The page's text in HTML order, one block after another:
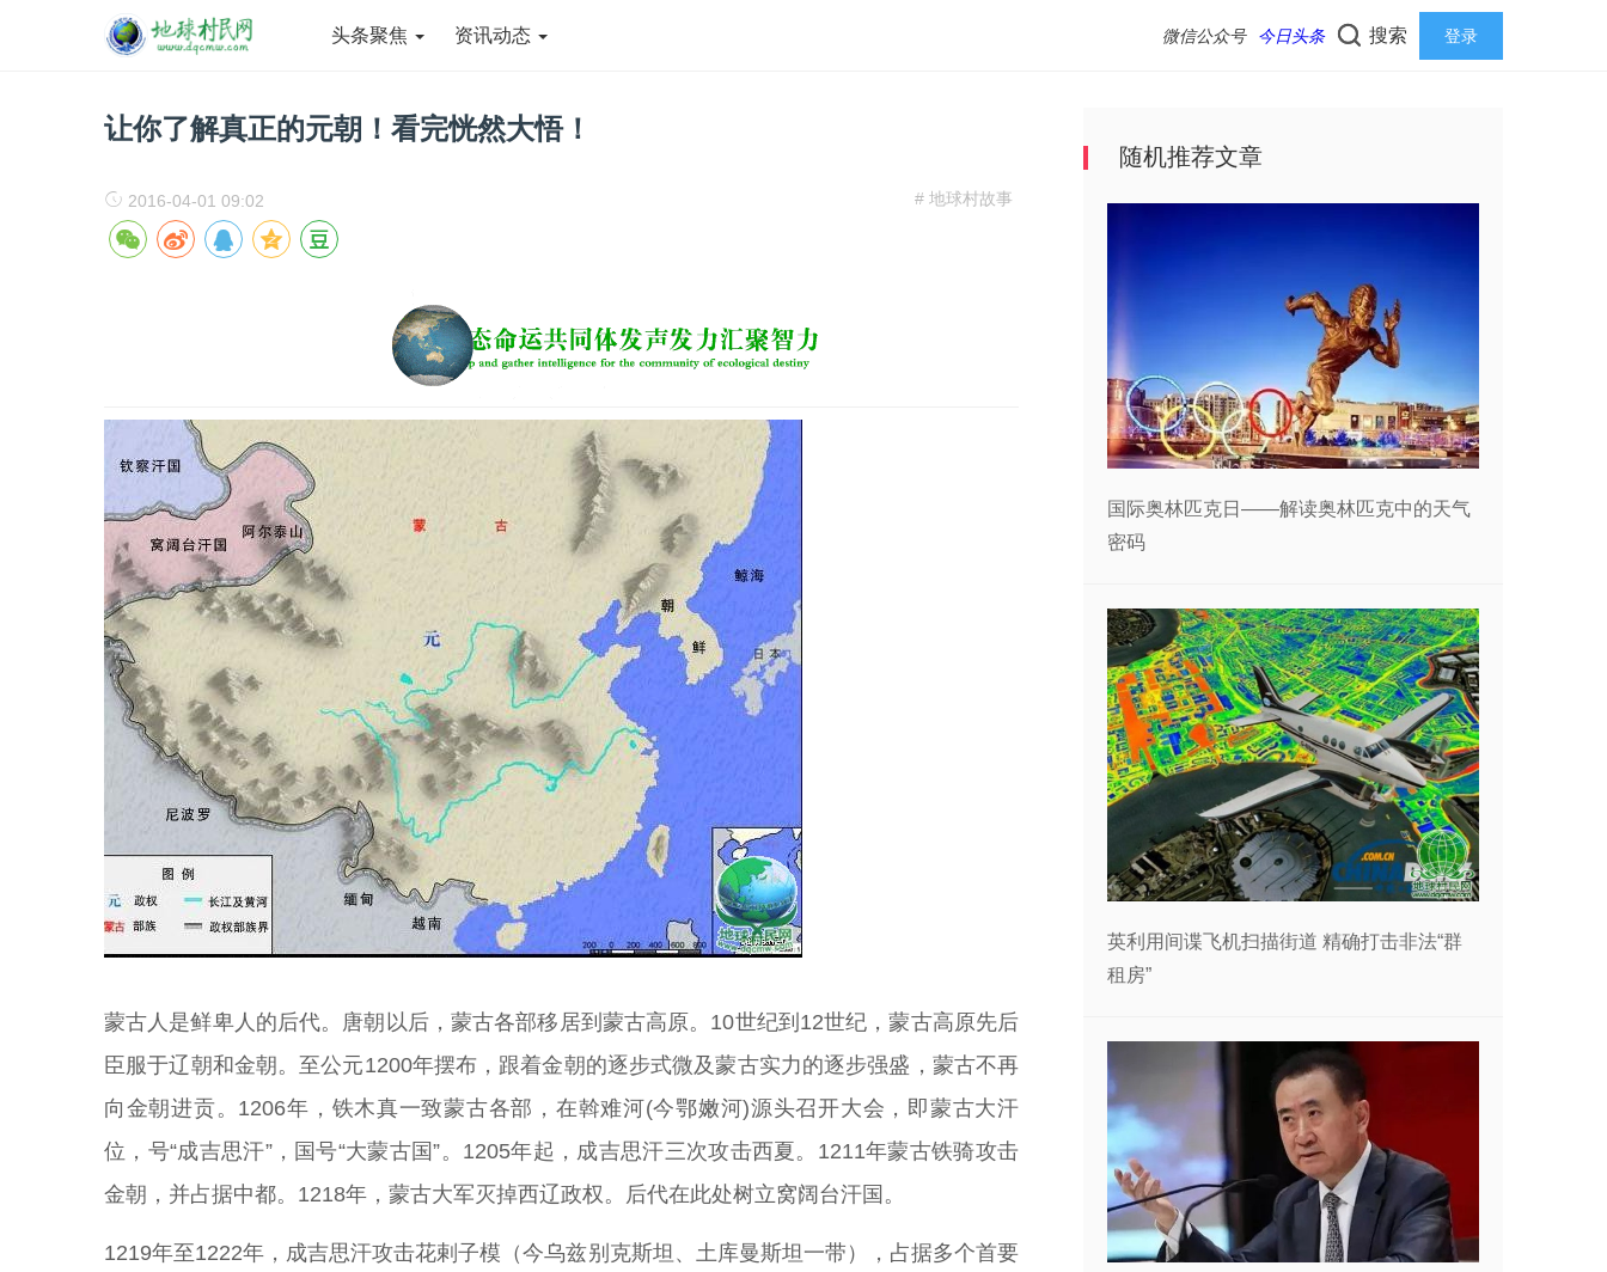
头条聚焦 资讯动态 微信公众号 今日头条 搜索 登录
让你了解真正的元朝！看完恍然大悟！
# 地球村故事
2016-04-01 09:02
蒙古人是鲜卑人的后代。唐朝以后，蒙古各部移居到蒙古高原。10世纪到12世纪，蒙古高原先后
臣服于辽朝和金朝。至公元1200年摆布，跟着金朝的逐步式微及蒙古实力的逐步强盛，蒙古不再
向金朝进贡。1206年，铁木真一致蒙古各部，在斡难河(今鄂嫩河)源头召开大会，即蒙古大汗
位，号“成吉思汗”，国号“大蒙古国”。1205年起，成吉思汗三次攻击西夏。1211年蒙古铁骑攻击
金朝，并占据中都。1218年，蒙古大军灭掉西辽政权。后代在此处树立窝阔台汗国。
1219年至1222年，成吉思汗攻击花剌子模（今乌兹别克斯坦、土库曼斯坦一带），占据多个首要
随机推荐文章
国际奥林匹克日——解读奥林匹克中的天气
密码
英利用间谍飞机扫描街道 精确打击非法“群
租房”